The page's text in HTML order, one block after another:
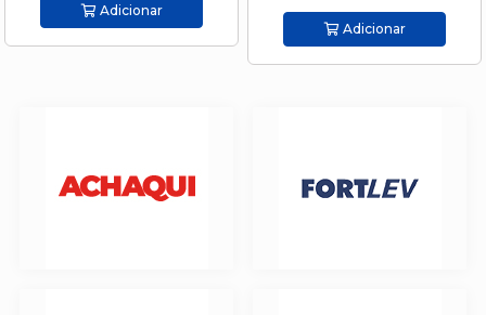
Adicionar
Adicionar